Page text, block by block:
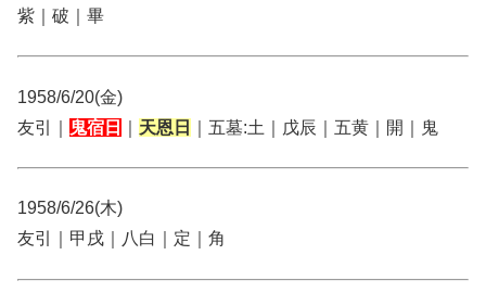
紫｜破｜畢
1958/6/20(金)
友引｜
鬼宿日 天恩日 ｜五墓:土｜戊辰｜五黄｜開｜鬼
1958/6/26(木)
友引｜甲戌｜八白｜定｜角